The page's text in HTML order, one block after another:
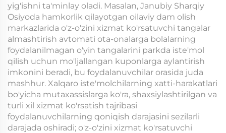
yig'ishni ta'minlay oladi. Masalan, Janubiy Sharqiy
Osiyoda hamkorlik qilayotgan oilaviy dam olish
markazlarida o'z-o'zini xizmat ko'rsatuvchi tangalar
almashtirish avtomati ota-onalarga bolalarning
foydalanilmagan o'yin tangalarini parkda iste'mol
qilish uchun mo'ljallangan kuponlarga aylantirish
imkonini beradi, bu foydalanuvchilar orasida juda
mashhur. Xalqaro iste'molchilarning xatti-harakatlari
bo'yicha mutaxassislarga ko'ra, shaxsiylashtirilgan va
turli xil xizmat ko'rsatish tajribasi
foydalanuvchilarning qoniqish darajasini sezilarli
darajada oshiradi; o'z-o'zini xizmat ko'rsatuvchi